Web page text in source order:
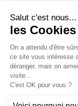
©2024
|Politique de